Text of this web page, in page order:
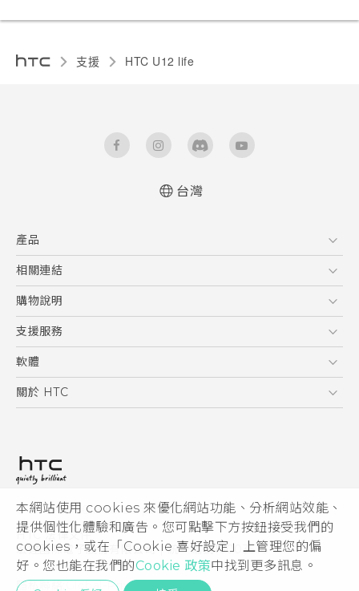
本網站使用 cookies 來優化網站功能、分析網站效能、
提供個性化體驗和廣告。您可點擊下方按鈕接受我們的
cookies，或在「Cookie 喜好設定」上管理您的偏
好。您也能在我們的Cookie 政策中找到更多訊息。
支援 HTC U12 life‎
台灣
產品
5G
智慧型手機
配件
相關連結
HTC Research
購物說明
購物須知
訂單管理
付款方式
支援服務
到府收送維修服務
服務中心資訊
客戶服務佈告欄
軟體
應用程式
HTC Sync Manager
關於 HTC
投資人
隱私權政策
產品安全性
Cookie
© 2011-2026 HTC Corporation
HTC 法律文件
宏達國際電子股份有限公司 | 統一編號16003518
隱私聯絡: Global-Privacy@htc.com